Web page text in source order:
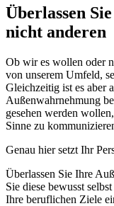
Überlassen
nicht anderen
Ob wir es wollen oder
von unserem Umfeld,
Gleichzeitig ist es aber
Außenwahrnehmung
gesehen werden
Sinne zu
Genau hier setzt Ihr
Überlassen Sie Ihre
Sie diese bewusst
Ihre beruflichen Ziele